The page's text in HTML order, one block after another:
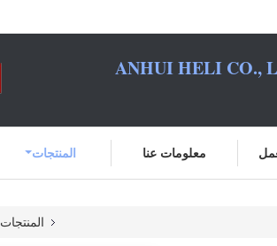
ANHUI HELI CO.,
المنتجات معلومات عنا
المنتجات